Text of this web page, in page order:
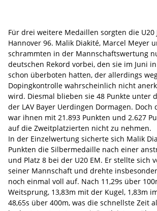
Für drei weitere Medaillen sorgten die U20
Hannover 96. Malik Diakité, Marcel Meyer
schrammten in der Mannschaftswertung
deutschen Rekord vorbei, den sie im Juni
schon überboten hatten, der allerdings
Dopingkontrolle wahrscheinlich nicht
wird. Diesmal blieben sie 48 Punkte unter
der LAV Bayer Uerdingen Dormagen. Doch
war ihnen mit 21.893 Punkten und 2.627
auf die Zweitplatzierten nicht zu nehmen.
In der Einzelwertung sicherte sich Malik
Punkten die Silbermedaille nach einer
und Platz 8 bei der U20 EM. Er stellte sich
seiner Mannschaft und drehte
noch einmal voll auf. Nach 11,29s über
Weitsprung, 13,83m mit der Kugel, 1,83m
48,65s über 400m, was die schnellste Zeit